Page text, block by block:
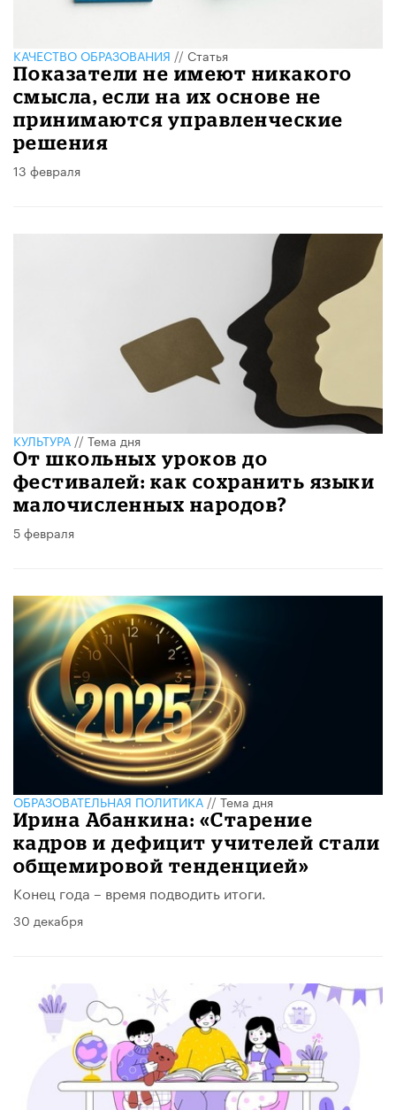
КАЧЕСТВО ОБРАЗОВАНИЯ // Статья
Показатели не имеют никакого
смысла, если на их основе не
принимаются управленческие
решения
13 февраля
КУЛЬТУРА//Тема дня
От школьных уроков до
фестивалей: как сохранить языки
малочисленных народов?
5 февраля
ОБРАЗОВАТЕЛЬНАЯ ПОЛИТИКА//Тема дня
Ирина Абанкина: «Старение
кадров и дефицит учителей стали
общемировой тенденцией»
Конец года – время подводить итоги.
30 декабря